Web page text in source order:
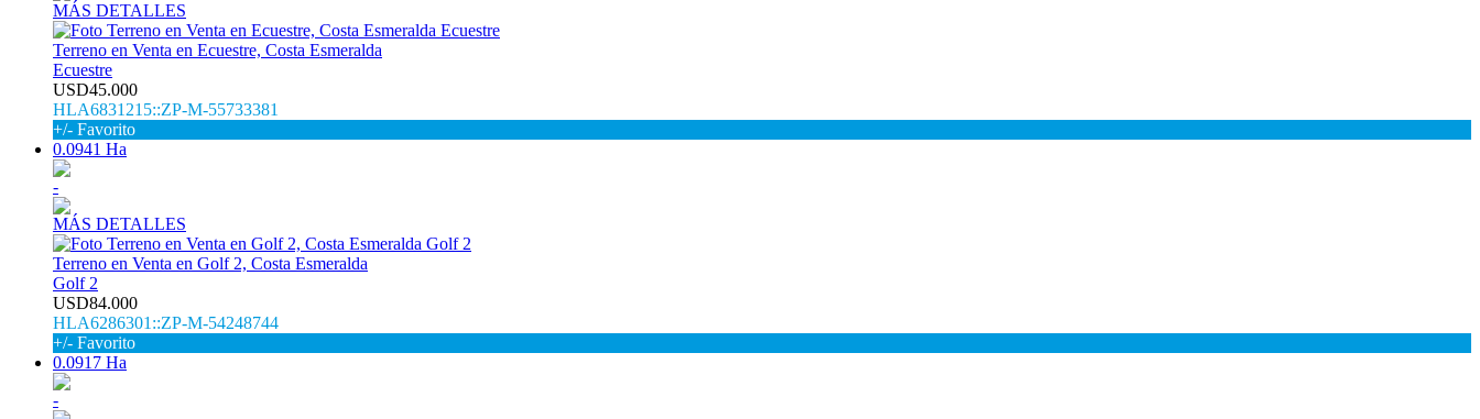
MÁS DETALLES
Terreno en Venta en Ecuestre, Costa Esmeralda
Ecuestre
USD45.000
HLA6831215::ZP-M-55733381
+/- Favorito
0.0941 Ha
-
MÁS DETALLES
Terreno en Venta en Golf 2, Costa Esmeralda
Golf 2
USD84.000
HLA6286301::ZP-M-54248744
+/- Favorito
0.0917 Ha
-